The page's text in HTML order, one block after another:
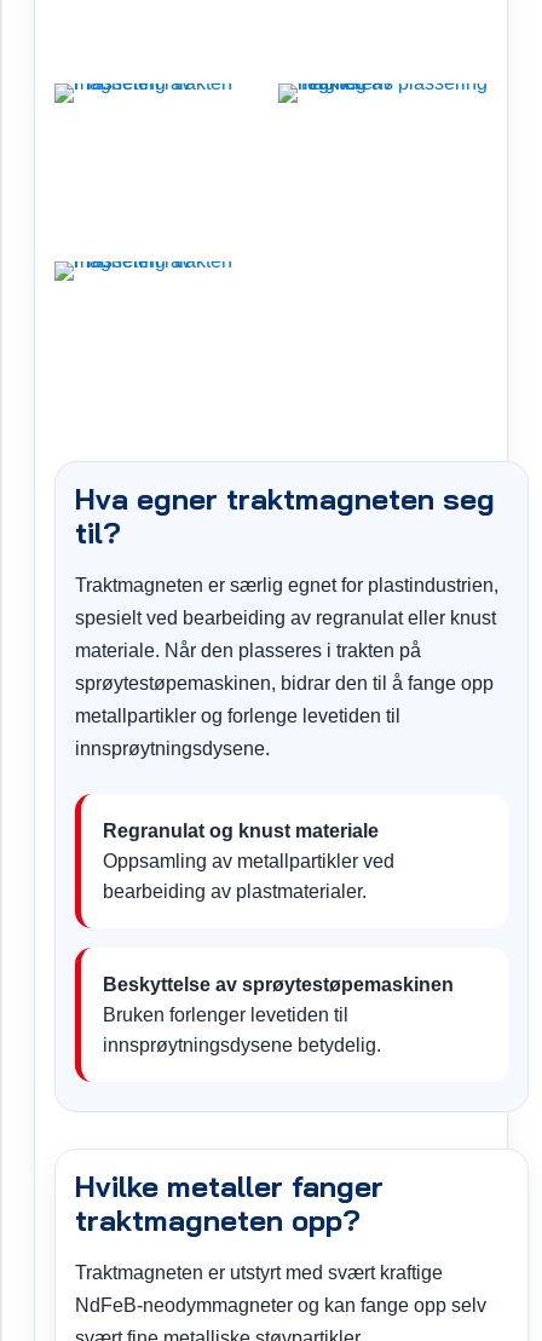
Hva egner traktmagneten seg
til?
Traktmagneten er særlig egnet for plastindustrien,
spesielt ved bearbeiding av regranulat eller knust
materiale. Når den plasseres i trakten på
sprøytestøpemaskinen, bidrar den til å fange opp
metallpartikler og forlenge levetiden til
innsprøytningsdysene.
Regranulat og knust materiale
Oppsamling av metallpartikler ved
bearbeiding av plastmaterialer.
Beskyttelse av sprøytestøpemaskinen
Bruken forlenger levetiden til
innsprøytningsdysene betydelig.
Hvilke metaller fanger
traktmagneten opp?
Traktmagneten er utstyrt med svært kraftige
NdFeB-neodymmagneter og kan fange opp selv